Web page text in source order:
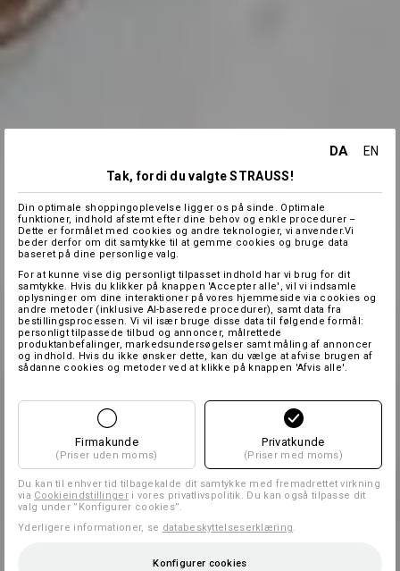
DA
EN
Tak, fordi du valgte STRAUSS!
Din optimale shoppingoplevelse ligger os på sinde. Optimale
funktioner, indhold afstemt efter dine behov og enkle procedurer –
Dette er formålet med cookies og andre teknologier, vi anvender.Vi
beder derfor om dit samtykke til at gemme cookies og bruge data
baseret på dine personlige valg.
For at kunne vise dig personligt tilpasset indhold har vi brug for dit
samtykke. Hvis du klikker på knappen 'Accepter alle', vil vi indsamle
oplysninger om dine interaktioner på vores hjemmeside via cookies og
andre metoder (inklusive AI-baserede procedurer), samt data fra
bestillingsprocessen. Vi vil især bruge disse data til følgende formål:
personligt tilpassede tilbud og annoncer, målrettede
produktanbefalinger, markedsundersøgelser samt måling af annoncer
og indhold. Hvis du ikke ønsker dette, kan du vælge at afvise brugen af
sådanne cookies og metoder ved at klikke på knappen 'Afvis alle'.
Firmakunde
(Priser uden moms)
Privatkunde
(Priser med moms)
Du kan til enhver tid tilbagekalde dit samtykke med fremadrettet virkning
via Cookieindstillingeri vores privatlivspolitik. Du kan også tilpasse dit
valg under ”Konfigurer cookies”.
Yderligere informationer, se databeskyttelseserklæring.
Konfigurer cookies